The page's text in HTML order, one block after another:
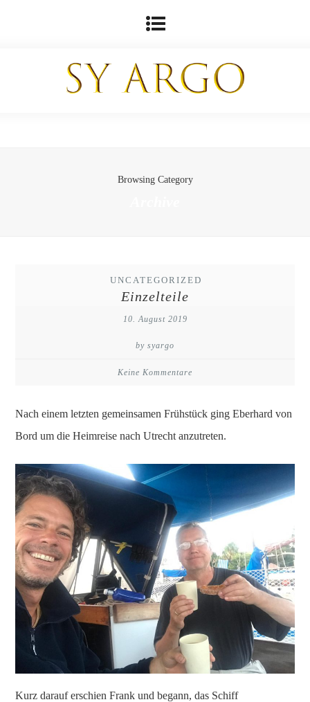
Browsing Category
UNCATEGORIZED
Einzelteile
10. August 2019
by syargo
Keine Kommentare
Nach einem letzten gemeinsamen Frühstück ging Eberhard von
Bord um die Heimreise nach Utrecht anzutreten.
Kurz darauf erschien Frank und begann, das Schiff